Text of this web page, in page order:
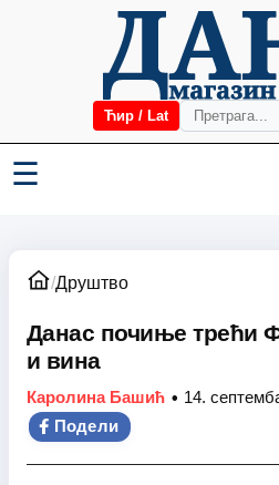
Ћир / Lat
☰
/Друштво
Данас почиње трећи
и вина
Каролина Башић • 14.
Подели